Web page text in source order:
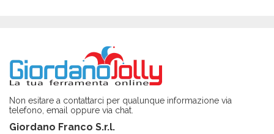
Non esitare a contattarci per qualunque informazione via
telefono, email oppure via chat.
Giordano Franco S.r.l.